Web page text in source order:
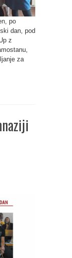
po
dan, pod
z
za